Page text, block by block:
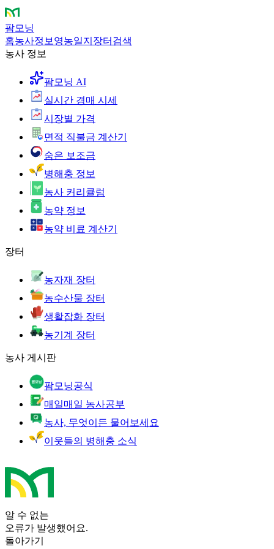
팜모닝
홈농사정보 영농일지 장터 검색
농사 정보
팜모닝 AI
실시간 경매 시세
시장별 가격
면적 직불금 계산기
숨은 보조금
병해충 정보
농사 커리큘럼
농약 정보
농약 비료 계산기
장터
농자재 장터
농수산물 장터
생활잡화 장터
농기계 장터
농사 게시판
팜모닝공식
매일매일 농사공부
농사, 무엇이든 물어보세요
이웃들의 병해충 소식
알 수 없는
오류가 발생했어요.
돌아가기